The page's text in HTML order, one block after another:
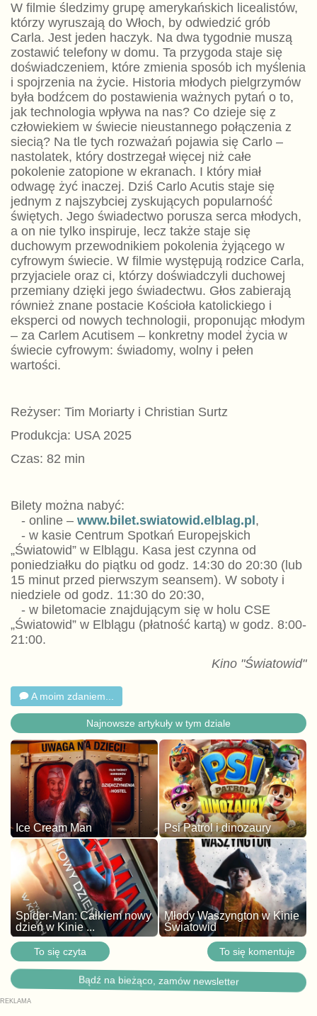
W filmie śledzimy grupę amerykańskich licealistów,
którzy wyruszają do Włoch, by odwiedzić grób
Carla. Jest jeden haczyk. Na dwa tygodnie muszą
zostawić telefony w domu. Ta przygoda staje się
doświadczeniem, które zmienia sposób ich myślenia
i spojrzenia na życie. Historia młodych pielgrzymów
była bodźcem do postawienia ważnych pytań o to,
jak technologia wpływa na nas? Co dzieje się z
człowiekiem w świecie nieustannego połączenia z
siecią? Na tle tych rozważań pojawia się Carlo –
nastolatek, który dostrzegał więcej niż całe
pokolenie zatopione w ekranach. I który miał
odwagę żyć inaczej. Dziś Carlo Acutis staje się
jednym z najszybciej zyskujących popularność
świętych. Jego świadectwo porusza serca młodych,
a on nie tylko inspiruje, lecz także staje się
duchowym przewodnikiem pokolenia żyjącego w
cyfrowym świecie. W filmie występują rodzice Carla,
przyjaciele oraz ci, którzy doświadczyli duchowej
przemiany dzięki jego świadectwu. Głos zabierają
również znane postacie Kościoła katolickiego i
eksperci od nowych technologii, proponując młodym
– za Carlem Acutisem – konkretny model życia w
świecie cyfrowym: świadomy, wolny i pełen
wartości.
Reżyser: Tim Moriarty i Christian Surtz
Produkcja: USA 2025
Czas: 82 min
Bilety można nabyć:
- online – www.bilet.swiatowid.elblag.pl ,
- w kasie Centrum Spotkań Europejskich
„Światowid” w Elblągu. Kasa jest czynna od
poniedziałku do piątku od godz. 14:30 do 20:30 (lub
15 minut przed pierwszym seansem). W soboty i
niedziele od godz. 11:30 do 20:30,
- w biletomacie znajdującym się w holu CSE
„Światowid” w Elblągu (płatność kartą) w godz. 8:00-
21:00.
Kino "Światowid"
A moim zdaniem...
Najnowsze artykuły w tym dziale
Ice Cream Man Psi Patrol i dinozaury
Spider-Man: Całkiem nowy
dzień w Kinie ...
Młody Waszyngton w Kinie
Światowid
To się czyta To się komentuje
Bądź na bieżąco, zamów newsletter